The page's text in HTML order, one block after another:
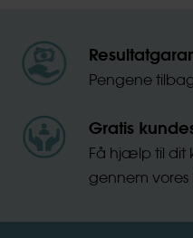
Pengene
Gratis
Få hjælp til dit
gennem vores